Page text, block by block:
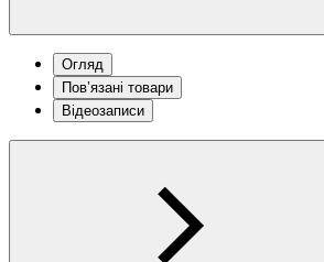
Огляд
Пов’язані товари
Відеозаписи